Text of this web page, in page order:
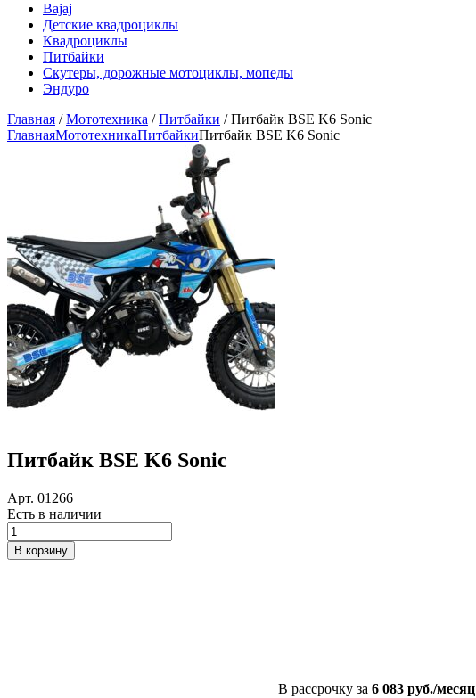
Bajaj
Детские квадроциклы
Квадроциклы
Питбайки
Скутеры, дорожные мотоциклы, мопеды
Эндуро
Главная /Мототехника /Питбайки / Питбайк BSE K6 Sonic
ГлавнаяМототехникаПитбайкиПитбайк BSE K6 Sonic
Питбайк BSE K6 Sonic
Арт. 01266
Есть в наличии
Количество
товара
Питбайк
В корзину
В рассрочку за 6 083 руб./месяц